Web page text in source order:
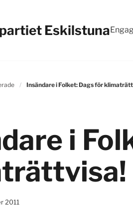
Eskilstuna
Insändare i Folket: Dags för
i
2011